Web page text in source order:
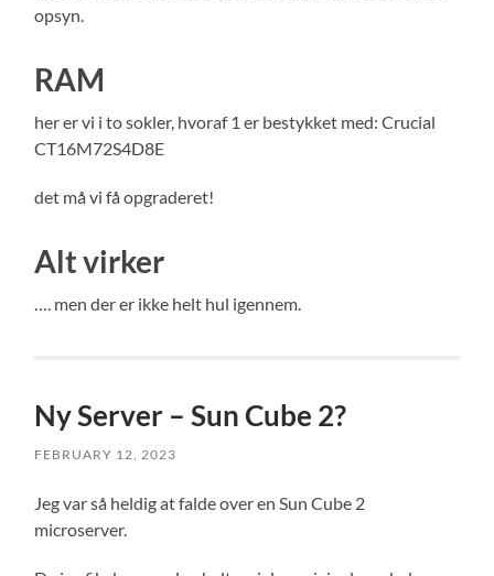
opsyn.
RAM
her er vi i to sokler, hvoraf 1 er bestykket med: Crucial
CT16M72S4D8E
det må vi få opgraderet!
Alt virker
…. men der er ikke helt hul igennem.
Ny Server – Sun Cube 2?
FEBRUARY 12, 2023
Jeg var så heldig at falde over en Sun Cube 2
microserver.